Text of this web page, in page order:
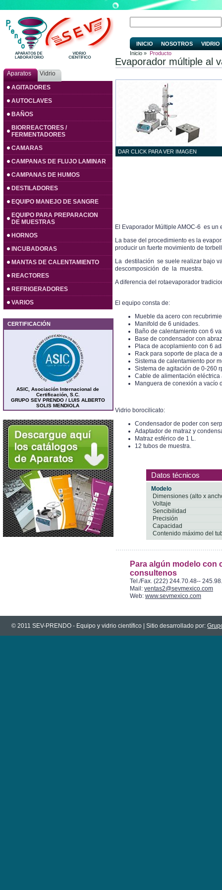
Aparatos
Vidrio
AGITADORES
AUTOCLAVES
BAÑOS
BIORREACTORES /
FERMENTADORES
CAMARAS
CAMPANAS DE FLUJO LAMINAR
CAMPANAS DE HUMOS
DESTILADORES
EQUIPO MANEJO DE SANGRE
EQUIPO PARA PREPARACION
DE MUESTRAS
HORNOS
INCUBADORAS
MANTAS DE CALENTAMIENTO
REACTORES
REFRIGERADORES
VARIOS
CERTIFICACIÓN
ASIC, Asociación Internacional de
Certificación, S.C.
GRUPO SEV PRENDO / LUIS ALBERTO
SOLIS MENDIOLA
INICIO NOSOTROS
VIDRIO
Inicio » Producto
Evaporador múltiple al
DAR CLICK PARA VER IMAGEN
El Evaporador Múltiple AMOC-6 es
La base del procedimiento es la
producir un fuerte movimiento de
La destilación se suele realizar bajo
descomposición de la muestra.
A diferencia del rotaevaporador
El equipo consta de:
Mueble da acero con
Manifold de 6 unidades.
Baño de calentamiento con 6
Base de condensador con
Placa de acoplamiento con 6
Rack para soporte de placa de
Sistema de calentamiento por
Sistema de agitación de 0-260
Cable de alimentación eléctrica
Manguera de conexión a vacío
Vidrio borocilicato:
Condensador de poder con
Adaptador de matraz y
Matraz esférico de 1 L.
12 tubos de muestra.
Datos técnicos
Modelo
Dimensiones (alto x
Voltaje
Sencibilidad
Precisión
Capacidad
Contenido máximo del
Para algún modelo con
consultenos
Tel./Fax. (222) 244.70.48--
Mail: ventas2@sevmexico.com
Web: www.sevmexico.com
© 2011 SEV-PRENDO - Equipo y vidrio científico | Sitio desarrollado por: